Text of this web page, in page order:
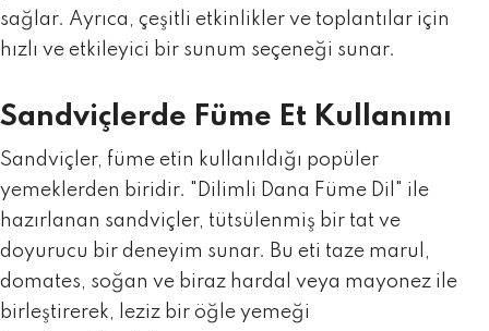
sağlar. Ayrıca, çeşitli etkinlikler ve toplantılar için
hızlı ve etkileyici bir sunum seçeneği sunar.
Sandviçlerde Füme Et Kullanımı
Sandviçler, füme etin kullanıldığı popüler
yemeklerden biridir. " Dilimli Dana Füme Dil " ile
hazırlanan sandviçler, tütsülenmiş bir tat ve
doyurucu bir deneyim sunar. Bu eti taze marul,
domates, soğan ve biraz hardal veya mayonez ile
birleştirerek, leziz bir öğle yemeği